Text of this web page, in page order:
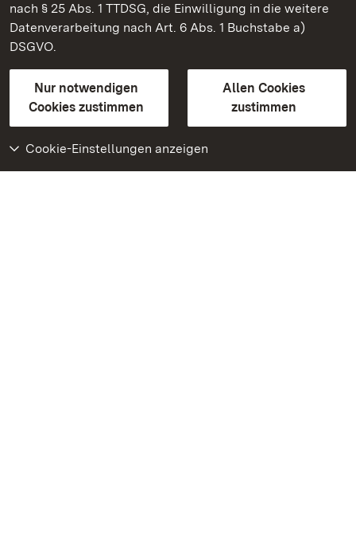
nach § 25 Abs. 1 TTDSG, die Einwilligung in die weitere
Datenverarbeitung nach Art. 6 Abs. 1 Buchstabe a)
DSGVO.
Nur notwendigen
Cookies zustimmen
Allen Cookies
zustimmen
Cookie-Einstellungen anzeigen
Staatliche Schlösser und Gärten Baden-Württemberg
Kontakt
GebärdenspracheLeichte Sprache
Erklärung zur Barrierefreiheit
BITV-konform (geprüfte Seiten)
Weiteres